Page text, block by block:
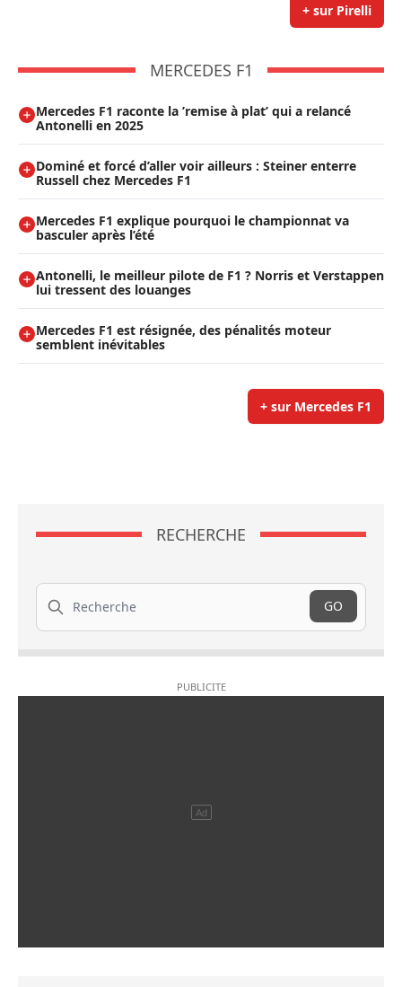
+ sur Pirelli
MERCEDES F1
Mercedes F1 raconte la ’remise à plat’ qui a relancé
Antonelli en 2025
Dominé et forcé d’aller voir ailleurs : Steiner enterre
Russell chez Mercedes F1
Mercedes F1 explique pourquoi le championnat va
basculer après l’été
Antonelli, le meilleur pilote de F1 ? Norris et Verstappen
lui tressent des louanges
Mercedes F1 est résignée, des pénalités moteur
semblent inévitables
+ sur Mercedes F1
RECHERCHE
Recherche
GO